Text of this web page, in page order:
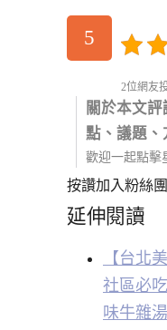
5
2位網友
關於本文
點、議題、
歡迎一起點擊
按讚加入粉絲團
延伸閱讀
【台北
社區必
味牛雜湯